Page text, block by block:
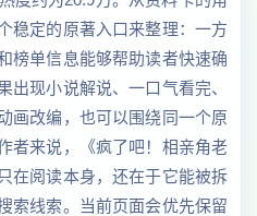
稳定的原著入口来整理：一方
榜单信息能够帮助读者快速确
出现小说解说、一口气看完、
画改编，也可以围绕同一个原
者来说，《疯了吧！相亲角老
在阅读本身，还在于它能被拆
索线索。当前页面会优先保留